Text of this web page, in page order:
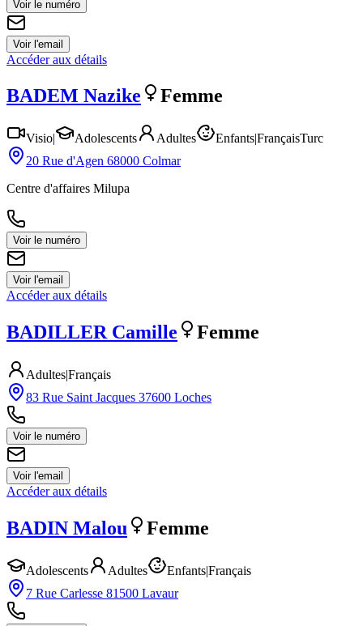
Voir le numéro
Voir l'email
Accéder aux détails
BADEM Nazike Femme
Visio| Adolescents Adultes Enfants|FrançaisTurc
20 Rue d'Agen 68000 Colmar
Centre d'affaires Milupa
Voir le numéro
Voir l'email
Accéder aux détails
BADILLER Camille Femme
Adultes|Français
83 Rue Saint Jacques 37600 Loches
Voir le numéro
Voir l'email
Accéder aux détails
BADIN Malou Femme
Adolescents Adultes Enfants|Français
7 Rue Carlesse 81500 Lavaur